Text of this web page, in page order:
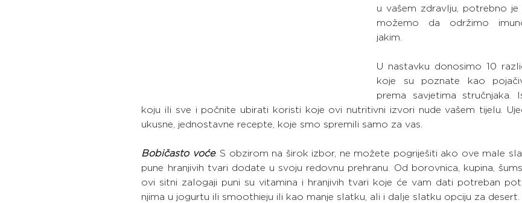
u vašem zdravlju, potrebno
možemo da održimo
jakim.
U nastavku donosimo 10
koje su poznate kao
prema savjetima stručnjaka.
koju ili sve i počnite ubirati koristi koje ovi nutritivni izvori nude vašem tijelu.
ukusne, jednostavne recepte, koje smo spremili samo za vas.
Bobičasto voće. S obzirom na širok izbor, ne možete pogriješiti ako ove male
pune hranjivih tvari dodate u svoju redovnu prehranu. Od borovnica, kupina,
ovi sitni zalogaji puni su vitamina i hranjivih tvari koje će vam dati potreban
njima u jogurtu ili smoothieju ili kao manje slatku, ali i dalje slatku opciju za desert.